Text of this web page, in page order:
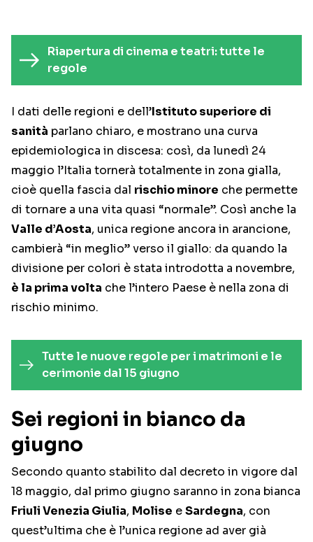
Riapertura di cinema e teatri: tutte le
regole
I dati delle regioni e dell’Istituto superiore di
sanità parlano chiaro, e mostrano una curva
epidemiologica in discesa: così, da lunedì 24
maggio l’Italia tornerà totalmente in zona gialla,
cioè quella fascia dal rischio minore che permette
di tornare a una vita quasi “normale”. Così anche la
Valle d’Aosta, unica regione ancora in arancione,
cambierà “in meglio” verso il giallo: da quando la
divisione per colori è stata introdotta a novembre,
è la prima volta che l’intero Paese è nella zona di
rischio minimo.
Tutte le nuove regole per i matrimoni e le
cerimonie dal 15 giugno
Sei regioni in bianco da
giugno
Secondo quanto stabilito dal decreto in vigore dal
18 maggio, dal primo giugno saranno in zona bianca
Friuli Venezia Giulia, Molise eSardegna, con
quest’ultima che è l’unica regione ad aver già